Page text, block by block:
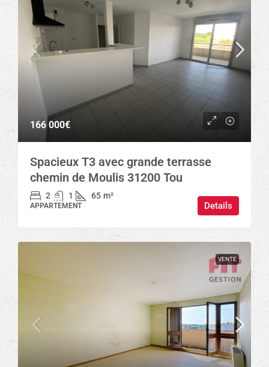
166 000€
Spacieux T3 avec grande terrasse
chemin de Moulis 31200 Tou
2 1 65 m²
APPARTEMENT Details
VENTE